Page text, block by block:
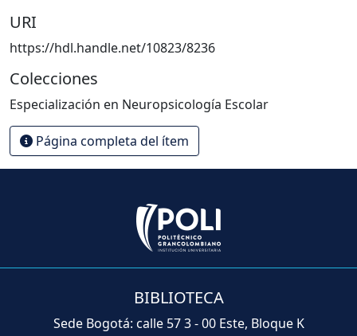
URI
https://hdl.handle.net/10823/8236
Colecciones
Especialización en Neuropsicología Escolar
Página completa del ítem
BIBLIOTECA
Sede Bogotá: calle 57 3 - 00 Este, Bloque K